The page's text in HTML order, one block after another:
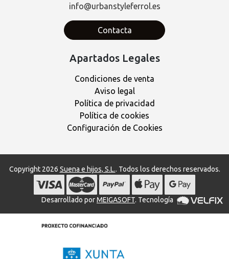
info@urbanstyleferrol.es
Contacta
Apartados Legales
Condiciones de venta
Aviso legal
Política de privacidad
Política de cookies
Configuración de Cookies
Copyright 2026 Suena e hijos, S.L.. Todos los derechos reservados.
Desarrollado porMEIGASOFT. Tecnología